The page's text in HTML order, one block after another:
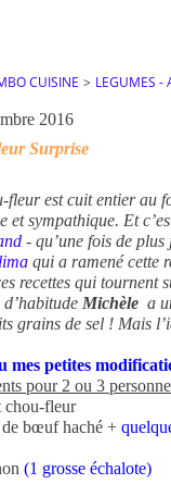
CUISINE > LEGUMES -
2016
Surprise
fleur est cuit entier au
et sympathique. Et
- qu’une fois de
qui a ramené cette
recettes qui tournent
Michèle a
grains de sel ! Mais
mes petites
pour 2 ou 3
chou-fleur
bœuf haché +
(1 grosse échalote)